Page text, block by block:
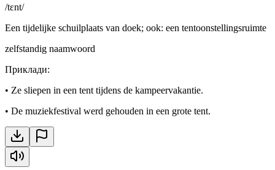
/tɛnt/
Een tijdelijke schuilplaats van doek; ook: een tentoonstellingsruimte
zelfstandig naamwoord
Приклади:
• Ze sliepen in een tent tijdens de kampeervakantie.
• De muziekfestival werd gehouden in een grote tent.